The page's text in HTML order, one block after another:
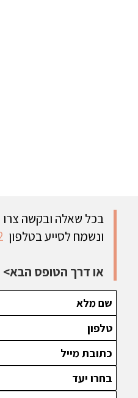
בכל שאלה ובקשה
ונשמח לסייע בטלפון
או דרך הטופס הבא>